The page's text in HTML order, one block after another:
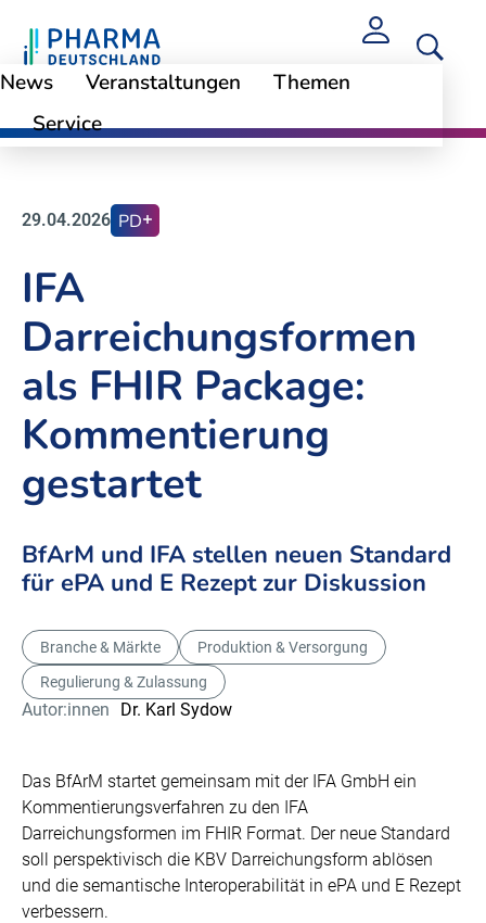
News Veranstaltungen
Themen
Service
News
29.04.2026 PD
IFA
Darreichungsformen
als FHIR Package:
Kommentierung
gestartet
BfArM und IFA stellen neuen Standard
für ePA und E Rezept zur Diskussion
Branche & Märkte
Produktion & Versorgung
Regulierung & Zulassung
Autor:innen Dr. Karl Sydow
Das BfArM startet gemeinsam mit der IFA GmbH ein
Kommentierungsverfahren zu den IFA
Darreichungsformen im FHIR Format. Der neue Standard
soll perspektivisch die KBV Darreichungsform ablösen
und die semantische Interoperabilität in ePA und E Rezept
verbessern.